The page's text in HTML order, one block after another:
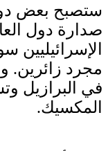
ستصبح بعض
صدارة دول
الإسرائيليين
مجرد زائرين.
في البرازيل
المكسيك.